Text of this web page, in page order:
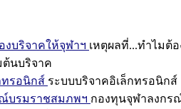
งบริจาคให้จุฬาฯ เหตุผลที่...ทำไมต้
ต้นบริจาค
ทรอนิกส์ ระบบบริจาคอิเล็กทรอนิกส์
บรมราชสมภพฯ กองทุนจุฬาลงกร